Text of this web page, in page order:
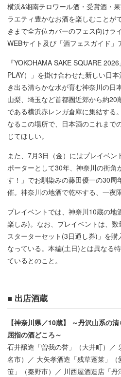
横浜&湘南テロワール酒・受賞酒・
ラエティ豊かなお酒を楽しむことが
きまで全方位カバーのフェス向けラ
WEBサイト及び「酒フェスガイド」
『YOKOHAMA SAKE SQUARE
PLAY）」を掛け合わせた新しい日
き出る清らかな水が育む神奈川の日
山梨、埼玉など首都圏近郊から約
である横浜赤レンガ倉庫に集結する
なるこの場所で、日本酒のこれまで
じてほしい。
また、7月3日（金）にはプレイベン
ポーターとして30年、神奈川の街角
す！」でお馴染みの藤田優一の30周
催。神奈川の地酒で乾杯する、一夜
プレイベントでは、神奈川10蔵の地
楽しみ)。なお、プレイベントは、
スターターセット(3日通し券)」を購
なっている。本編(土日)とは異なる
ているとのこと。
■ 出店酒蔵
【神奈川県／10蔵】 ～丹沢山系の
屈指の酒どころ～
石井醸造「曽我の誉」（大井町）／
名市）／ 大矢孝酒造「残草蓬莱」
笹」（秦野市）／ 川西屋酒造店「